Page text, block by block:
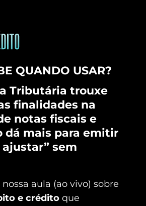
QUANDO USAR?
Tributária trouxe
finalidades na
notas fiscais e
dá mais para emitir
sem
aula (ao vivo) sobre
e crédito que